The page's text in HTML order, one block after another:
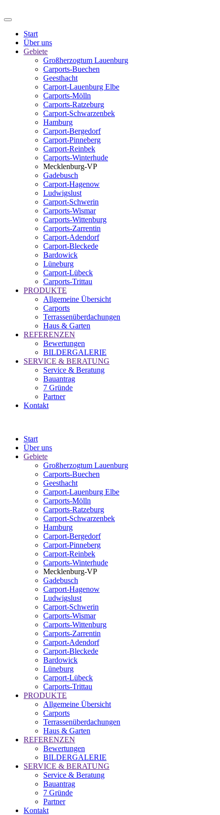
Start
Über uns
Gebiete
Großherzogtum Lauenburg
Carports-Buechen
Geesthacht
Carport-Lauenburg Elbe
Carports-Mölln
Carports-Ratzeburg
Carport-Schwarzenbek
Hamburg
Carport-Bergedorf
Carport-Pinneberg
Carport-Reinbek
Carports-Winterhude
Mecklenburg-VP
Gadebusch
Carport-Hagenow
Ludwigslust
Carport-Schwerin
Carports-Wismar
Carports-Wittenburg
Carports-Zarrentin
Carport-Adendorf
Carport-Bleckede
Bardowick
Lüneburg
Carport-Lübeck
Carports-Trittau
PRODUKTE
Allgemeine Übersicht
Carports
Terrassenüberdachungen
Haus & Garten
REFERENZEN
Bewertungen
BILDERGALERIE
SERVICE & BERATUNG
Service & Beratung
Bauantrag
7 Gründe
Partner
Kontakt
Start
Über uns
Gebiete
Großherzogtum Lauenburg
Carports-Buechen
Geesthacht
Carport-Lauenburg Elbe
Carports-Mölln
Carports-Ratzeburg
Carport-Schwarzenbek
Hamburg
Carport-Bergedorf
Carport-Pinneberg
Carport-Reinbek
Carports-Winterhude
Mecklenburg-VP
Gadebusch
Carport-Hagenow
Ludwigslust
Carport-Schwerin
Carports-Wismar
Carports-Wittenburg
Carports-Zarrentin
Carport-Adendorf
Carport-Bleckede
Bardowick
Lüneburg
Carport-Lübeck
Carports-Trittau
PRODUKTE
Allgemeine Übersicht
Carports
Terrassenüberdachungen
Haus & Garten
REFERENZEN
Bewertungen
BILDERGALERIE
SERVICE & BERATUNG
Service & Beratung
Bauantrag
7 Gründe
Partner
Kontakt